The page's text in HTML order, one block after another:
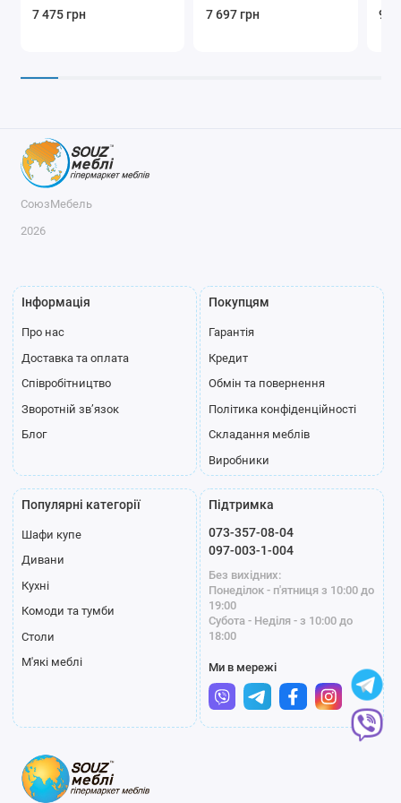
7 475 грн 7 697 грн 9
СоюзМебель
2026
Інформація
Про нас
Доставка та оплата
Співробітництво
Зворотній зв’язок
Блог
Покупцям
Гарантія
Кредит
Обмін та повернення
Політика конфіденційності
Складання меблів
Виробники
Популярні категорії
Шафи купе
Дивани
Кухні
Комоди та тумби
Столи
М'які меблі
Підтримка
073-357-08-04
097-003-1-004
Без вихідних:
Понеділок - п'ятниця з 10:00 до
19:00
Субота - Неділя - з 10:00 до
18:00
Ми в мережі